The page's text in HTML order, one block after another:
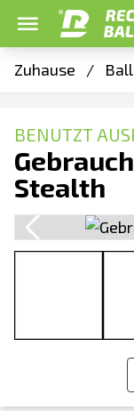
Zuhause /
BENUTZT
Stealth